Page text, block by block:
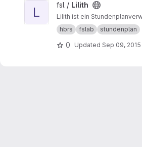
View Lilith project
L fsl / Lilith
Lilith ist ein
hbrs
fslab stundenplan
0 Updated Sep 09, 2015